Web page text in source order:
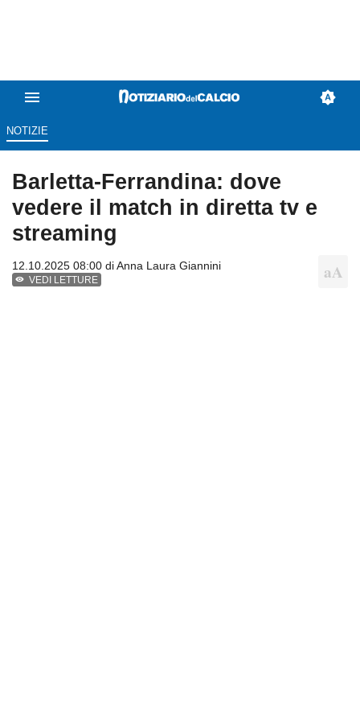
NOTIZIE
Barletta-Ferrandina: dove
vedere il match in diretta tv e
streaming
12.10.2025 08:00 diAnna Laura Giannini
VEDI LETTURE